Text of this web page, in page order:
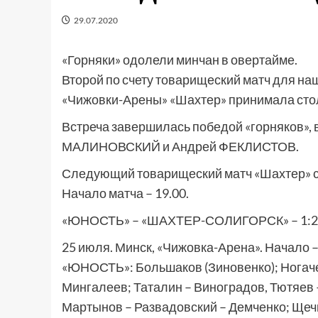
29.07.2020
«Горняки» одолели минчан в овертайме.
Второй по счету товарищеский матч для
«Чижовки-Арены» «Шахтер» принимала
Встреча завершилась победой
МАЛИНОВСКИЙ и Андрей ФЕКЛИСТОВ.
Следующий товарищеский матч «Шахтер»
Начало матча – 19.00.
«ЮНОСТЬ» – «ШАХТЕР-СОЛИГОРСК» – 1:2
25 июля. Минск, «Чижовка-Арена». Начало
«ЮНОСТЬ»: Большаков (Зиновенко);
Мингалеев; Таталин – Виноградов,
Мартынов – Развадовский – Демченко;